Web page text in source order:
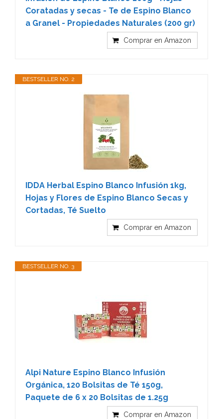
Coratadas y secas - Te de Espino Blanco
a Granel - Propiedades Naturales (200 gr)
Comprar en Amazon
BESTSELLER NO. 2
IDDA Herbal Espino Blanco Infusión 1kg,
Hojas y Flores de Espino Blanco Secas y
Cortadas, Té Suelto
Comprar en Amazon
BESTSELLER NO. 3
Alpi Nature Espino Blanco Infusión
Orgánica, 120 Bolsitas de Té 150g,
Paquete de 6 x 20 Bolsitas de 1.25g
Comprar en Amazon